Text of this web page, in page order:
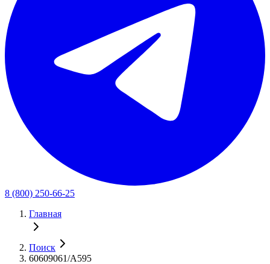
8 (800) 250-66-25
Главная
Поиск
60609061/A595